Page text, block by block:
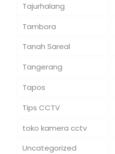
Tajurhalang
Tambora
Tanah Sareal
Tangerang
Tapos
Tips CCTV
toko kamera cctv
Uncategorized